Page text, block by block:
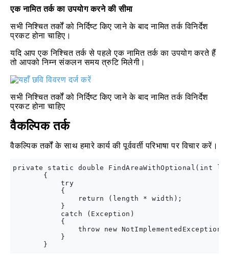
एक नामित तर्क का उपयोग करने की सीमा
सभी निश्चित तर्कों को निर्दिष्ट किए जाने के बाद नामित तर्क विनिर्देश
प्रकट होना चाहिए।
यदि आप एक निश्चित तर्क से पहले एक नामित तर्क का उपयोग करते हैं
तो आपको निम्न संकलन समय त्रुटि मिलेगी।
सभी निश्चित तर्कों को निर्दिष्ट किए जाने के बाद नामित तर्क विनिर्देश
प्रकट होना चाहिए
वैकल्पिक तर्क
वैकल्पिक तर्कों के साथ हमारे कार्य की पूर्ववर्ती परिभाषा पर विचार करें।
private static double FindAreaWithOptional(int
       {
           try
           {
               return (length * width);
           }
           catch (Exception)
           {
throw new
           }